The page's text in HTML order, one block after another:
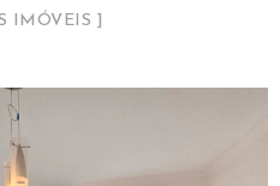
IMÓVEIS